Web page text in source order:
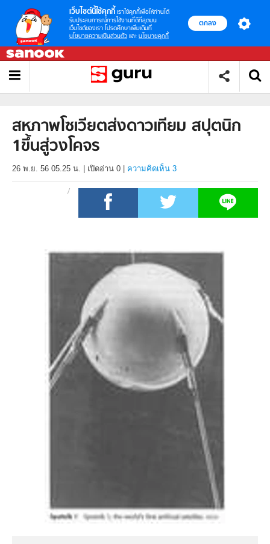
เว็บไซต์นี้ใช้คุกกี้ เราใช้คุกกี้เพื่อให้ท่านได้
รับประสบการณ์การใช้งานที่ดีที่สุดบน
เว็บไซต์ของเรา โปรดศึกษาเพิ่มเติมที่
นโยบายความเป็นส่วนตัว และ นโยบายคุกกี้
ตกลง
สหภาพโซเวียตส่งดาวเทียม สปุตนิก
1ขึ้นสู่วงโคจร
26 พ.ย. 56 05.25 น. เปิดอ่าน 0 ความคิดเห็น 3